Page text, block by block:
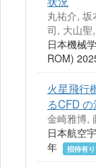
丸祐介,
司, 大山聖
日本機械
ROM)
火星飛行
るCFD
金崎雅博,
日本航空
年
招待有り